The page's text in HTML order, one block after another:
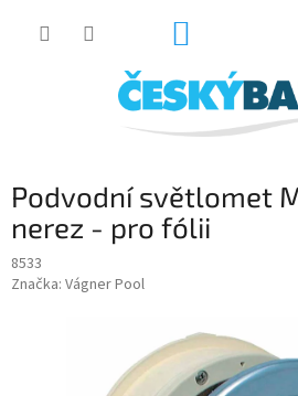
Podvodní světlomet
nerez - pro fólii
8533
Značka: Vágner Pool